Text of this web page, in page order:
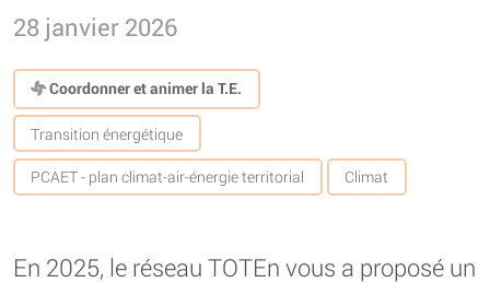
28 janvier 2026
Coordonner et animer la T.E.
Transition énergétique
PCAET - plan climat-air-énergie territorial Climat
En 2025, le réseau TOTEn vous a proposé un